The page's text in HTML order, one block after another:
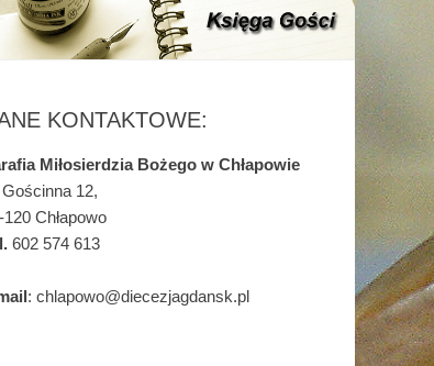
KONTAKTOWE:
Miłosierdzia Bożego w Chłapowie
Gościnna 12,
120 Chłapowo
602 574 613
: chlapowo@diecezjagdansk.pl